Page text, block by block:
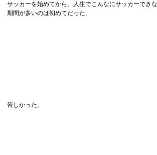
サッカーを始めてから、人生でこんなにサッカーでき
期間が多いのは初めてだった。
苦しかった。